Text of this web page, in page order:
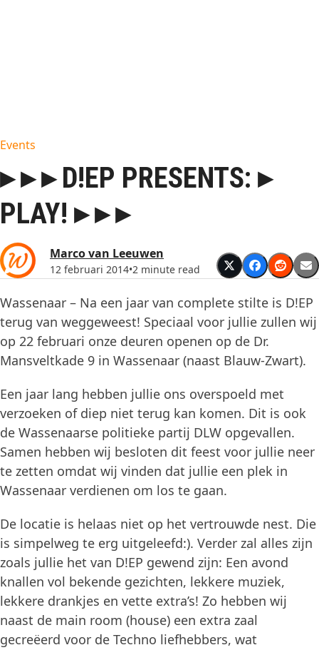
Events
▸ ▸ ▸ D!EP PRESENTS: ▸
PLAY! ▸ ▸ ▸
Marco van Leeuwen
12 februari 2014•2 minute read
Wassenaar – Na een jaar van complete stilte is D!EP
terug van weggeweest! Speciaal voor jullie zullen wij
op 22 februari onze deuren openen op de Dr.
Mansveltkade 9 in Wassenaar (naast Blauw-Zwart).
Een jaar lang hebben jullie ons overspoeld met
verzoeken of diep niet terug kan komen. Dit is ook
de Wassenaarse politieke partij DLW opgevallen.
Samen hebben wij besloten dit feest voor jullie neer
te zetten omdat wij vinden dat jullie een plek in
Wassenaar verdienen om los te gaan.
De locatie is helaas niet op het vertrouwde nest. Die
is simpelweg te erg uitgeleefd:). Verder zal alles zijn
zoals jullie het van D!EP gewend zijn: Een avond
knallen vol bekende gezichten, lekkere muziek,
lekkere drankjes en vette extra’s! Zo hebben wij
naast de main room (house) een extra zaal
gecreëerd voor de Techno liefhebbers, wat